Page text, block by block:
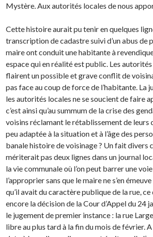
Mystère. Aux autorités locales de nous
Cette histoire aurait pu tenir en quelques
transcription de cadastre suivi d’un abus de
maire ont conduit une habitante à
espace qui en réalité est public. Les
flairent un possible et grave conflit de
pas face au coup de force de l’habitante. La
les autorités locales ne se soucient de faire
c’est ainsi qu’au summum de la crise des
voisins réclamant le rétablissement de leurs
peu adaptée à la situation et à l’âge des
banale histoire de voisinage ? Un fait divers
mériterait pas deux lignes dans un journal
la vie communale où l’on peut barrer une
l’approprier sans que le maire ne s’en
qu’il avait du caractère publique de la rue, ce
encore la décision de la Cour d’Appel du 24
le jugement de premier instance : la rue
libre au plus tard à la fin du mois de février.